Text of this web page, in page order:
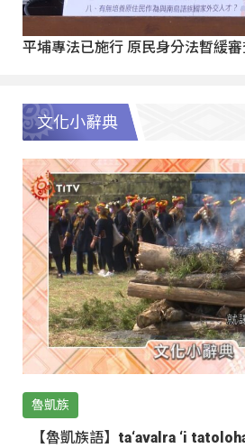
平埔專法已施行 原民身分法暫緩
文化小辭典
魯凱族
【魯凱族語】ta‘avalra ‘i